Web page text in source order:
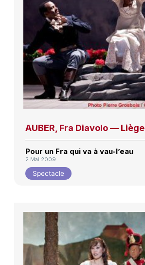
AUBER, Fra Diavolo — Liège
Pour un Fra qui va à vau-l’eau
2 Mai 2009
Spectacle